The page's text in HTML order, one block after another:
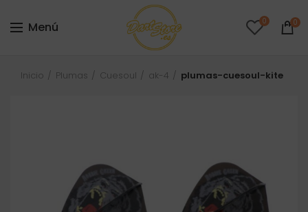
Menú 0 0
Inicio Plumas Cuesoul ak-4 plumas-cuesoul-kite